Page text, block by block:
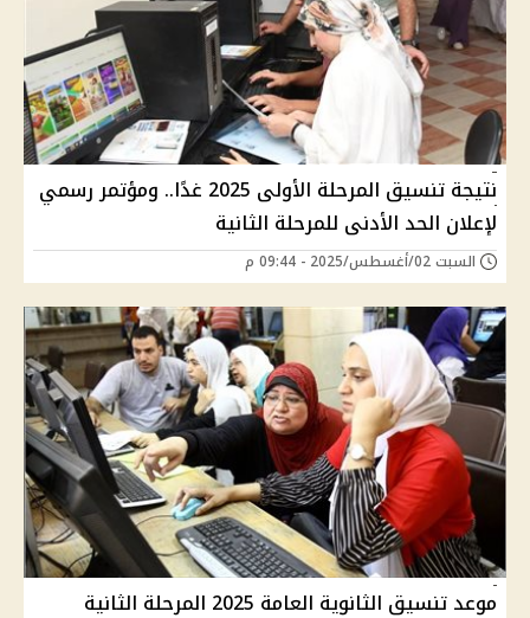
نتيجة تنسيق المرحلة الأولى 2025 غدًا.. ومؤتمر رسمي
لإعلان الحد الأدنى للمرحلة الثانية
السبت 02/أغسطس/2025 - 09:44 م
موعد تنسيق الثانوية العامة 2025 المرحلة الثانية